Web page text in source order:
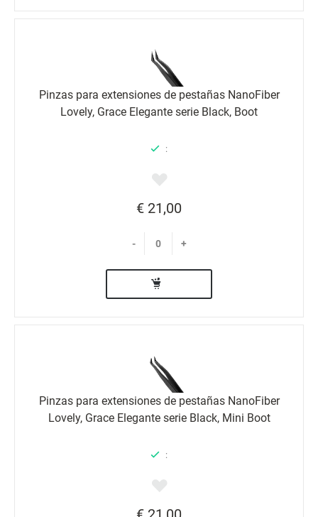
Pinzas para extensiones de pestañas NanoFiber
Lovely, Grace Elegante serie Black, Boot
:
€ 21,00
- +
Pinzas para extensiones de pestañas NanoFiber
Lovely, Grace Elegante serie Black, Mini Boot
: